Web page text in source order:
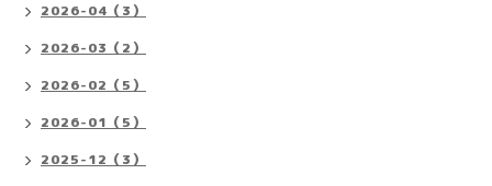
2026-04（3）
2026-03（2）
2026-02（5）
2026-01（5）
2025-12（3）